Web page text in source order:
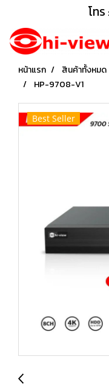
โท
หน้าแรก สินค้าทั้งหมด
HP-9708-V1
Best Seller